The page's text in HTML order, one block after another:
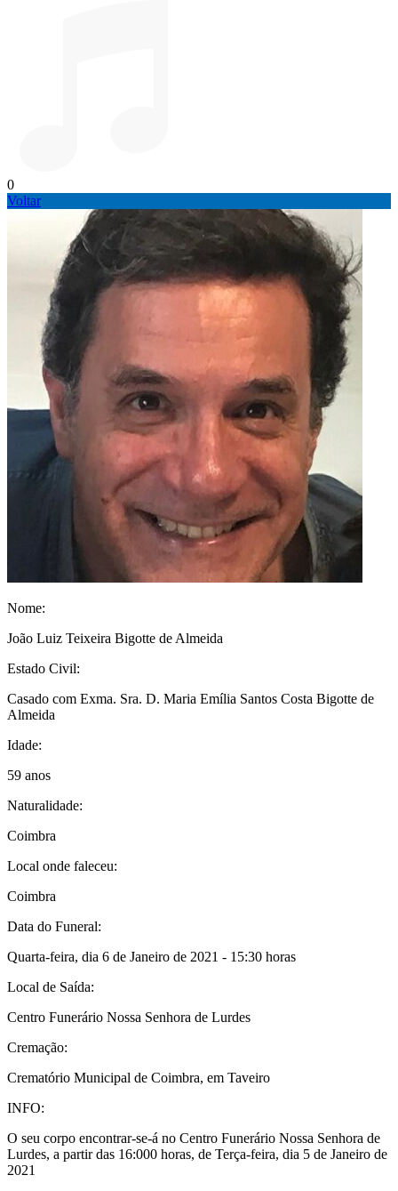
0
Voltar
Nome:
João Luiz Teixeira Bigotte de Almeida
Estado Civil:
Casado com Exma. Sra. D. Maria Emília Santos Costa Bigotte de
Almeida
Idade:
59 anos
Naturalidade:
Coimbra
Local onde faleceu:
Coimbra
Data do Funeral:
Quarta-feira, dia 6 de Janeiro de 2021 - 15:30 horas
Local de Saída:
Centro Funerário Nossa Senhora de Lurdes
Cremação:
Crematório Municipal de Coimbra, em Taveiro
INFO:
O seu corpo encontrar-se-á no Centro Funerário Nossa Senhora de
Lurdes, a partir das 16:000 horas, de Terça-feira, dia 5 de Janeiro de
2021